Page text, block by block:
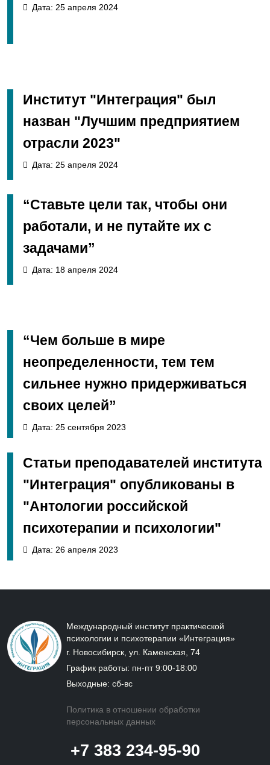
Дата: 25 апреля 2024
Институт "Интеграция" был
назван "Лучшим предприятием
отрасли 2023"
Дата: 25 апреля 2024
“Ставьте цели так, чтобы они
работали, и не путайте их с
задачами”
Дата: 18 апреля 2024
“Чем больше в мире
неопределенности, тем тем
сильнее нужно придерживаться
своих целей”
Дата: 25 сентября 2023
Статьи преподавателей института
"Интеграция" опубликованы в
"Антологии российской
психотерапии и психологии"
Дата: 26 апреля 2023
Международный институт практической
психологии и психотерапии «Интеграция»
г. Новосибирск, ул. Каменская, 74
График работы: пн-пт 9:00-18:00
Выходные: сб-вс
Политика в отношении обработки
персональных данных
+7 383 234-95-90